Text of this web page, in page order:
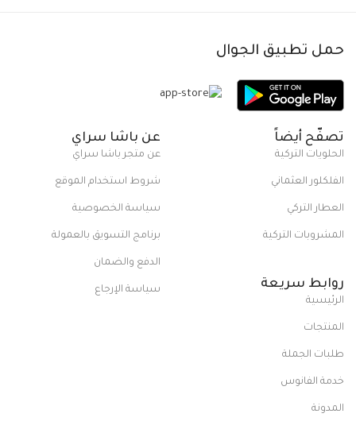
حمل تطبيق الجوال
عن باشا سراي
عن متجر باشا سراي
شروط استخدام الموقع
سياسة الخصوصية
برنامج التسويق بالعمولة
الدفع والضمان
سياسة الإرجاع
تصفّح أيضاً
الحلويات التركية
الفلكلور العثماني
العطار التركي
المشروبات التركية
روابط سريعة
الرئيسية
المنتجات
طلبات الجملة
خدمة الفانوس
المدونة